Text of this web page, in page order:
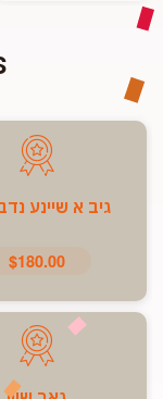
גיב א שיינע
$180.00